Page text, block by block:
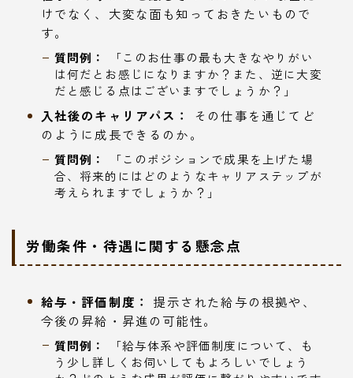
けでなく、大変な面も知っておきたいもので
す。
質問例：
「このお仕事の最も大きなやりがい
は何だとお感じになりますか？また、逆に大変
だと感じる点はございますでしょうか？」
入社後のキャリアパス：
その仕事を通じてど
のように成長できるのか。
質問例：
「このポジションで成果を上げた場
合、将来的にはどのようなキャリアステップが
考えられますでしょうか？」
労働条件・待遇に関する懸念点
給与・評価制度：
提示された給与の根拠や、
今後の昇給・昇進の可能性。
質問例：
「給与体系や評価制度について、も
う少し詳しくお伺いしてもよろしいでしょう